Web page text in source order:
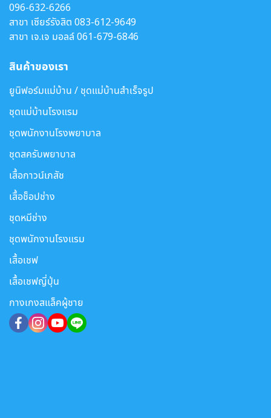
096-632-6266
สาขา เซียร์รังสิต 083-612-9649
สาขา เจ.เจ มอลล์061-679-6846
สินค้าของเรา
ยูนิฟอร์มแม่บ้าน / ชุดแม่บ้านสำเร็จรูป
ชุดแม่บ้านโรงแรม
ชุดพนักงานโรงพยาบาล
ชุดสครับพยาบาล
เสื้อกาวน์เภสัช
เสื้อช็อปช่าง
ชุดหมีช่าง
ชุดพนักงานโรงแรม
เสื้อเชฟ
เสื้อเชฟญี่ปุ่น
กางเกงสแล็คผู้ชาย